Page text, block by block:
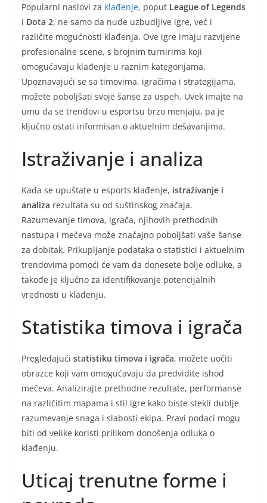
Popularni naslovi za klađenje, poput League of Legends
i Dota 2, ne samo da nude uzbudljive igre, već i
različite mogućnosti klađenja. Ove igre imaju razvijene
profesionalne scene, s brojnim turnirima koji
omogućavaju klađenje u raznim kategorijama.
Upoznavajući se sa timovima, igračima i strategijama,
možete poboljšati svoje šanse za uspeh. Uvek imajte na
umu da se trendovi u esportsu brzo menjaju, pa je
ključno ostati informisan o aktuelnim dešavanjima.
Istraživanje i analiza
Kada se upuštate u esports klađenje, istraživanje i
analiza rezultata su od suštinskog značaja.
Razumevanje timova, igrača, njihovih prethodnih
nastupa i mečeva može značajno poboljšati vaše šanse
za dobitak. Prikupljanje podataka o statistici i aktuelnim
trendovima pomoći će vam da donesete bolje odluke, a
takođe je ključno za identifikovanje potencijalnih
vrednosti u klađenju.
Statistika timova i igrača
Pregledajući statistiku timova i igrača, možete uočiti
obrazce koji vam omogućavaju da predvidite ishod
mečeva. Analizirajte prethodne rezultate, performanse
na različitim mapama i stil igre kako biste stekli dublje
razumevanje snaga i slabosti ekipa. Pravi podaci mogu
biti od velike koristi prilikom donošenja odluka o
klađenju.
Uticaj trenutne forme i